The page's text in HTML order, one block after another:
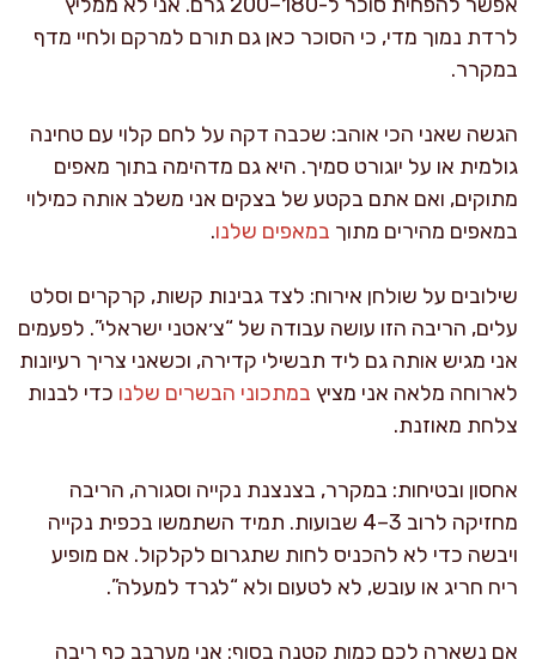
לרדת נמוך מדי, כי הסוכר כאן גם תורם למרקם ולחיי מדף
במקרר.
הגשה שאני הכי אוהב: שכבה דקה על לחם קלוי עם טחינה
גולמית או על יוגורט סמיך. היא גם מדהימה בתוך מאפים
מתוקים, ואם אתם בקטע של בצקים אני משלב אותה כמילוי
במאפים מהירים מתוך במאפים שלנו.
שילובים על שולחן אירוח: לצד גבינות קשות, קרקרים וסלט
עלים, הריבה הזו עושה עבודה של “צ׳אטני ישראלי”. לפעמים
אני מגיש אותה גם ליד תבשילי קדירה, וכשאני צריך רעיונות
לארוחה מלאה אני מציץ במתכוני הבשרים שלנו כדי לבנות
צלחת מאוזנת.
אחסון ובטיחות: במקרר, בצנצנת נקייה וסגורה, הריבה
מחזיקה לרוב 3–4 שבועות. תמיד השתמשו בכפית נקייה
ויבשה כדי לא להכניס לחות שתגרום לקלקול. אם מופיע
ריח חריג או עובש, לא לטעום ולא “לגרד למעלה”.
אם נשארה לכם כמות קטנה בסוף: אני מערבב כף ריבה